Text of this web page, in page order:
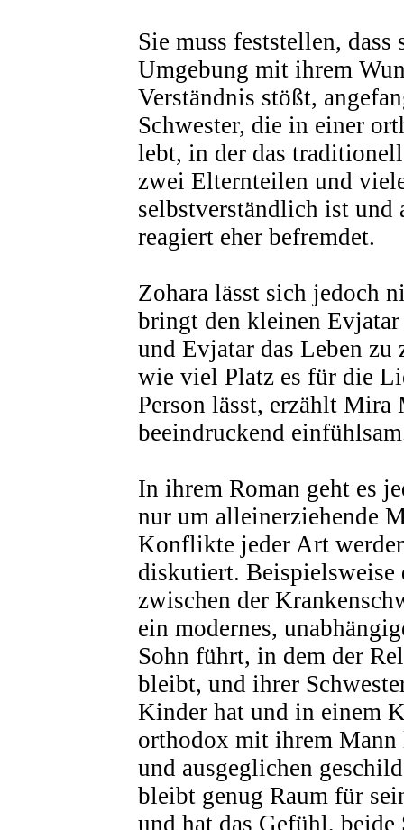
Sie muss feststellen, dass
Umgebung mit ihrem
Verständnis stößt,
Schwester, die in einer
lebt, in der das
zwei Elternteilen und
selbstverständlich ist und
reagiert eher befremdet.
Zohara lässt sich jedoch
bringt den kleinen
und Evjatar das Leben zu
wie viel Platz es für die
Person lässt, erzählt Mira
beeindruckend
In ihrem Roman geht es
nur um alleinerziehende
Konflikte jeder Art
diskutiert. Beispielsweise
zwischen der
ein modernes,
Sohn führt, in dem der
bleibt, und ihrer
Kinder hat und in einem
orthodox mit ihrem
und ausgeglichen
bleibt genug Raum für
und hat das Gefühl, beide